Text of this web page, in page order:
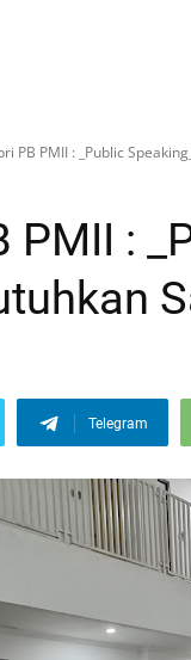
PB PMII : _Public
:
Telegram